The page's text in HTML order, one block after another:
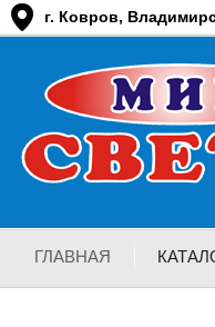
г. Ковров,
ГЛАВНАЯ